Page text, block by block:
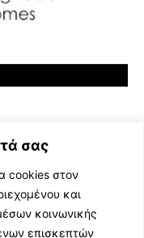
σας
cookies στον
και
κοινωνικής
επισκεπτών